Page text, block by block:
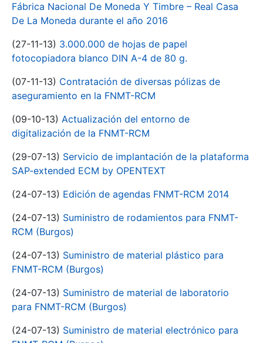
Fábrica Nacional De Moneda Y Timbre – Real Casa
De La Moneda durante el año 2016
(27-11-13) 3.000.000 de hojas de papel
fotocopiadora blanco DIN A-4 de 80 g.
(07-11-13) Contratación de diversas pólizas de
aseguramiento en la FNMT-RCM
(09-10-13) Actualización del entorno de
digitalización de la FNMT-RCM
(29-07-13) Servicio de implantación de la plataforma
SAP-extended ECM by OPENTEXT
(24-07-13) Edición de agendas FNMT-RCM 2014
(24-07-13) Suministro de rodamientos para FNMT-
RCM (Burgos)
(24-07-13) Suministro de material plástico para
FNMT-RCM (Burgos)
(24-07-13) Suministro de material de laboratorio
para FNMT-RCM (Burgos)
(24-07-13) Suministro de material electrónico para